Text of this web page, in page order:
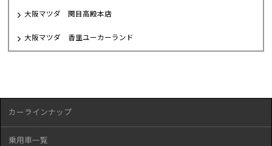
大阪マツダ 関目高殿本店
大阪マツダ 香里ユーカーランド
カーラインナップ
乗用車一覧